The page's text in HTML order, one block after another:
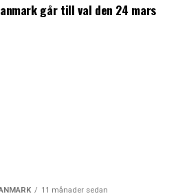
går till val den 24 mars
11 månader sedan